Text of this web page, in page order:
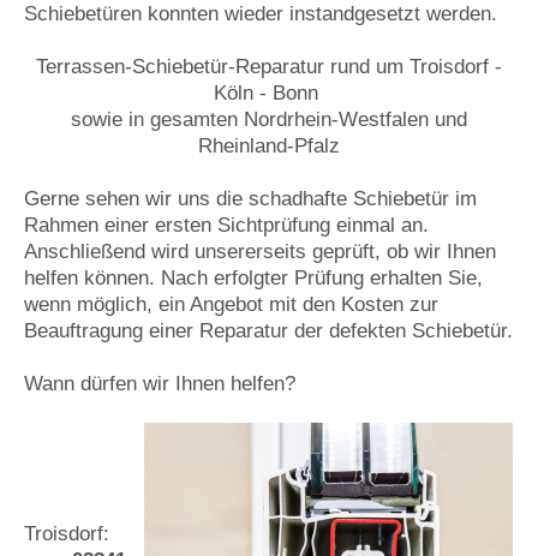
Schiebetüren konnten wieder instandgesetzt werden.
Terrassen-Schiebetür-Reparatur rund um Troisdorf -
Köln - Bonn
sowie in gesamten Nordrhein-Westfalen und
Rheinland-Pfalz
Gerne sehen wir uns die schadhafte Schiebetür im
Rahmen einer ersten Sichtprüfung einmal an.
Anschließend wird unsererseits geprüft, ob wir Ihnen
helfen können. Nach erfolgter Prüfung erhalten Sie,
wenn möglich, ein Angebot mit den Kosten zur
Beauftragung einer Reparatur der defekten Schiebetür.
Wann dürfen wir Ihnen helfen?
Troisdorf: